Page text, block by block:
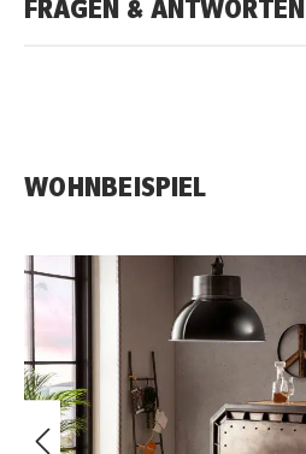
FRAGEN & ANTWORTEN
WOHNBEISPIEL